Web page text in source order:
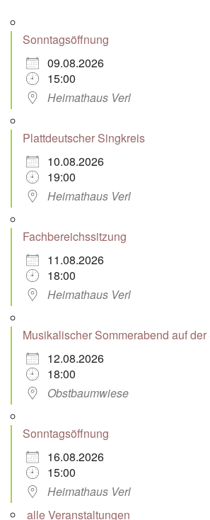
Sonntagsöffnung
09.08.2026
15:00
Heimathaus Verl
Plattdeutscher Singkreis
10.08.2026
19:00
Heimathaus Verl
Fachbereichssitzung
11.08.2026
18:00
Heimathaus Verl
Musikalischer Sommerabend auf
12.08.2026
18:00
Obstbaumwiese
Sonntagsöffnung
16.08.2026
15:00
Heimathaus Verl
alle Veranstaltungen